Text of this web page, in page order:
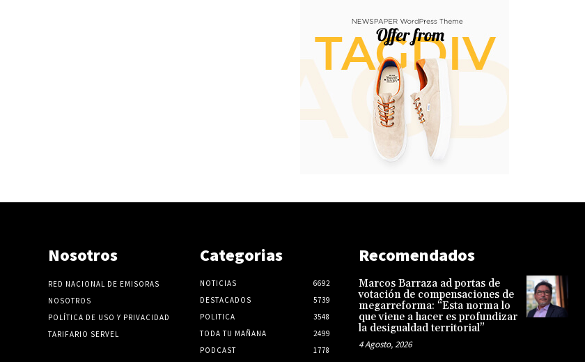
Nosotros
RED NACIONAL DE EMISORAS
NOSOTROS
POLÍTICA DE USO Y PRIVACIDAD
TARIFARIO SERVEL
Categorias
NOTICIAS
6692
DESTACADOS
5739
POLITICA
3548
TODA TU MAÑANA
2499
PODCAST
1778
Recomendados
Marcos Barraza ad portas de
votación de compensaciones de
megarreforma: “Esta norma lo
que viene a hacer es profundizar
la desigualdad territorial”
4 Agosto, 2026